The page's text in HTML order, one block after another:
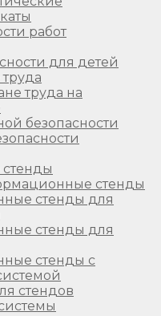
работ
для детей
труда на
безопасности
стенды
стенды для
стенды для
стенды с
стендов